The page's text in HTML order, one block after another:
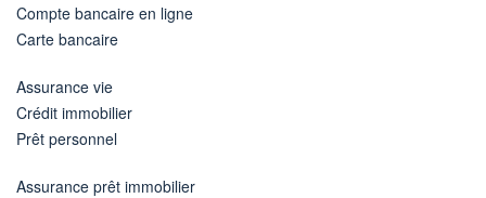
Compte bancaire en ligne
Carte bancaire
Assurance vie
Crédit immobilier
Prêt personnel
Assurance prêt immobilier